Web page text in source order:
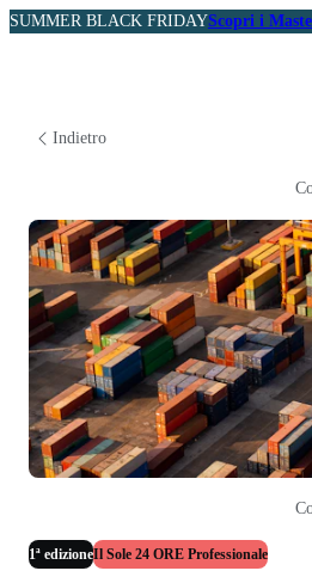
SUMMER BLACK FRIDAYScopri i
Indietro
1ª edizioneIl Sole 24 ORE Professionale